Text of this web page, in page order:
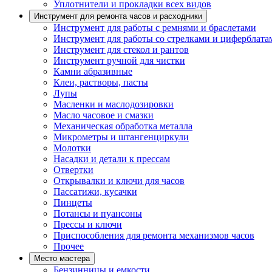
Уплотнители и прокладки всех видов
Инструмент для ремонта часов и расходники
Инструмент для работы с ремнями и браслетами
Инструмент для работы со стрелками и
Инструмент для стекол и рантов
Инструмент ручной для чистки
Камни абразивные
Клеи, растворы, пасты
Лупы
Масленки и маслодозировки
Масло часовое и смазки
Механическая обработка металла
Микрометры и штангенциркули
Молотки
Насадки и детали к прессам
Отвертки
Открывалки и ключи для часов
Пассатижи, кусачки
Пинцеты
Потансы и пуансоны
Прессы и ключи
Приспособления для ремонта механизмов часов
Прочее
Место мастера
Бензинницы и емкости